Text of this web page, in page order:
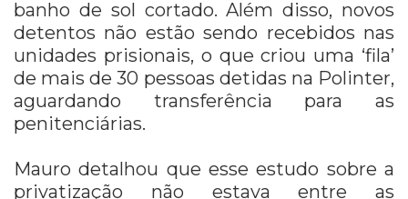
banho de sol cortado. Além disso, novos
detentos não estão sendo recebidos nas
unidades prisionais, o que criou uma ‘fila’
de mais de 30 pessoas detidas na Polinter,
aguardando transferência para as
penitenciárias.
Mauro detalhou que esse estudo sobre a
privatização não estava entre as